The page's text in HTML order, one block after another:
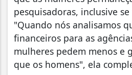
pesquisadoras, inclusive
"Quando nós analisamos
financeiros para as
mulheres pedem menos e
que os homens", ela